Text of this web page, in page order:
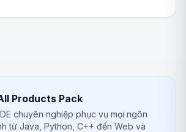
Products Pack
chuyên nghiệp phục vụ mọi ngôn
từ Java, Python, C++ đến Web và